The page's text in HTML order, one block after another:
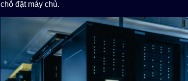
chỗ đặt máy chủ.